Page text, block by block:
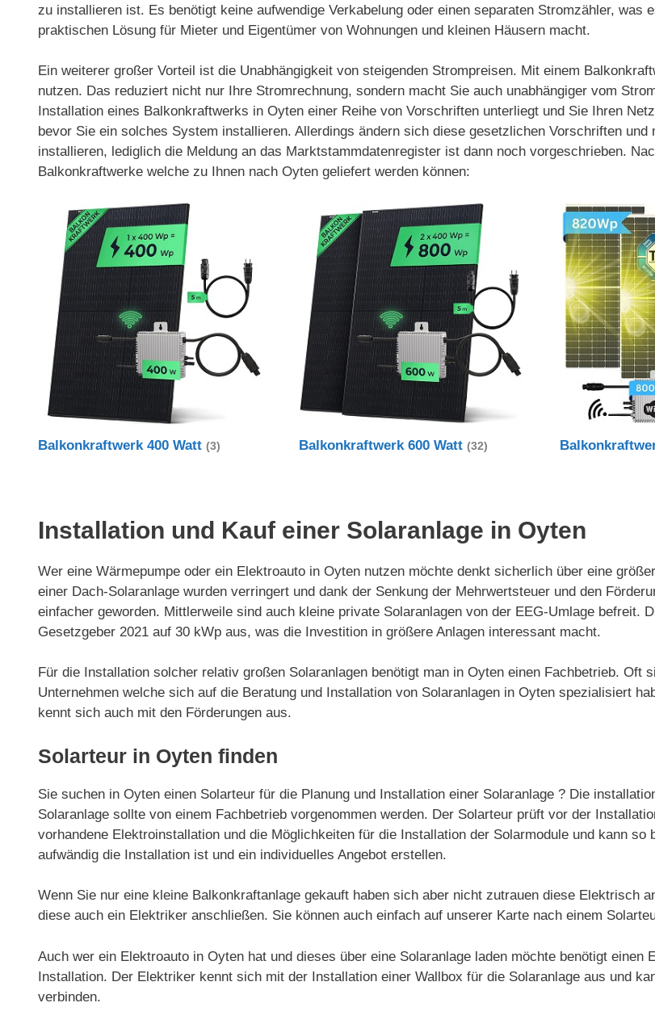
zu installieren ist. Es benötigt keine aufwendige Verkabelung oder einen separaten Stromzähler, was
praktischen Lösung für Mieter und Eigentümer von Wohnungen und kleinen Häusern macht.
Ein weiterer großer Vorteil ist die Unabhängigkeit von steigenden Strompreisen. Mit einem
nutzen. Das reduziert nicht nur Ihre Stromrechnung, sondern macht Sie auch unabhängiger vom
Installation eines Balkonkraftwerks in Oyten einer Reihe von Vorschriften unterliegt und Sie Ihren
bevor Sie ein solches System installieren. Allerdings ändern sich diese gesetzlichen Vorschriften
installieren, lediglich die Meldung an das Marktstammdatenregister ist dann noch vorgeschrieben.
Balkonkraftwerke welche zu Ihnen nach Oyten geliefert werden können:
Balkonkraftwerk 400 Watt (3) Balkonkraftwerk 600 Watt(32)
Installation und Kauf einer Solaranlage in Oyten
Wer eine Wärmepumpe oder ein Elektroauto in Oyten nutzen möchte denkt sicherlich über eine
einer Dach-Solaranlage wurden verringert und dank der Senkung der Mehrwertsteuer und den
einfacher geworden. Mittlerweile sind auch kleine private Solaranlagen von der EEG-Umlage befreit.
Gesetzgeber 2021 auf 30 kWp aus, was die Investition in größere Anlagen interessant macht.
Für die Installation solcher relativ großen Solaranlagen benötigt man in Oyten einen Fachbetrieb. Oft
Unternehmen welche sich auf die Beratung und Installation von Solaranlagen in Oyten spezialisiert
kennt sich auch mit den Förderungen aus.
Solarteur in Oyten finden
Sie suchen in Oyten einen Solarteur für die Planung und Installation einer Solaranlage ? Die
Solaranlage sollte von einem Fachbetrieb vorgenommen werden. Der Solarteur prüft vor der
vorhandene Elektroinstallation und die Möglichkeiten für die Installation der Solarmodule und kann so
aufwändig die Installation ist und ein individuelles Angebot erstellen.
Wenn Sie nur eine kleine Balkonkraftanlage gekauft haben sich aber nicht zutrauen diese Elektrisch
diese auch ein Elektriker anschließen. Sie können auch einfach auf unserer Karte nach einem
Auch wer ein Elektroauto in Oyten hat und dieses über eine Solaranlage laden möchte benötigt einen
Installation. Der Elektriker kennt sich mit der Installation einer Wallbox für die Solaranlage aus und
verbinden.